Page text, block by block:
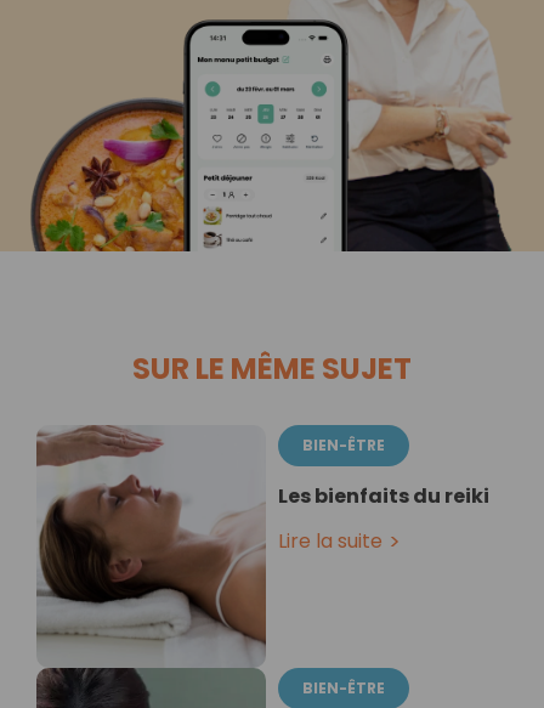
SUR LE MÊME SUJET
BIEN-ÊTRE
Les bienfaits du reiki
Lire la suite
BIEN-ÊTRE